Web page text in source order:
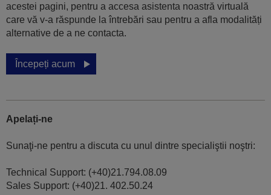
acestei pagini, pentru a accesa asistenta noastră virtuală
care vă v-a răspunde la întrebări sau pentru a afla modalități
alternative de a ne contacta.
Începeți acum
Apelați-ne
Sunaţi-ne pentru a discuta cu unul dintre specialiştii noştri:
Technical Support: (+40)21.794.08.09
Sales Support: (+40)21. 402.50.24